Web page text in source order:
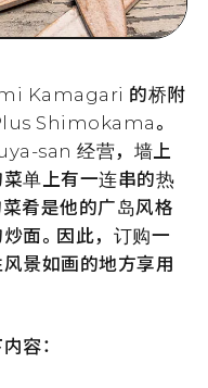
Kamagari 的桥附
Shimokama。
san 经营，墙上
单上有一连串的热
肴是他的广岛风格
面。因此，订购一
景如画的地方享用
容：